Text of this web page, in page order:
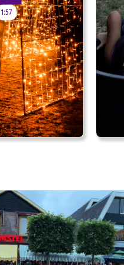
1:57